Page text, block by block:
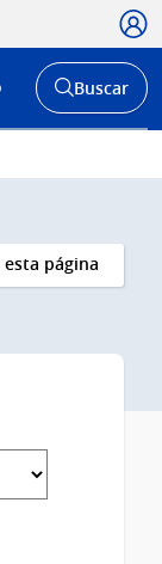
Menú
deAbrir
buscador
Buscar
página